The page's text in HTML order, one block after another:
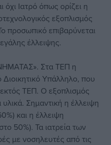
Ιατρό όπως ορίζει η
εξοπλισμός
προσωπικό επιβαρύνεται
έλλειψης.
Στα ΤΕΠ η
Υπάλληλο, που
ΤΕΠ. Ο εξοπλισμός
Σημαντική η έλλειψη
και η έλλειψη
50%). Τα ιατρεία των
με νοσηλευτές από τις